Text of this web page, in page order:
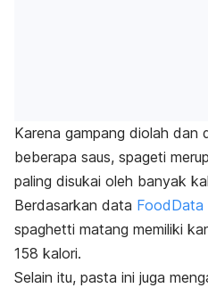
Karena gampang diolah dan
beberapa saus, spageti
paling disukai oleh banyak
Berdasarkan data FoodData
spaghetti matang memiliki
158 kalori.
Selain itu, pasta ini juga